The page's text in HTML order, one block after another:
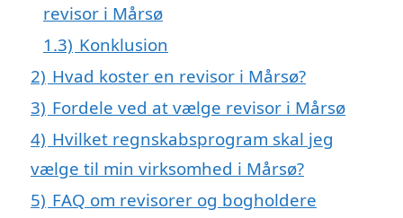
revisor i Mårsø
1.3) Konklusion
2) Hvad koster en revisor i Mårsø?
3) Fordele ved at vælge revisor i Mårsø
4) Hvilket regnskabsprogram skal jeg
vælge til min virksomhed i Mårsø?
5) FAQ om revisorer og bogholdere